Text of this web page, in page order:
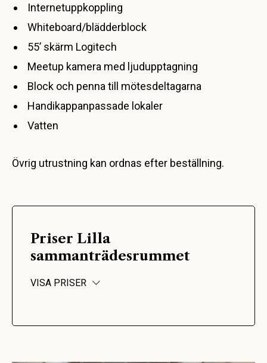
Internetuppkoppling
Whiteboard/blädderblock
55’ skärm Logitech
Meetup kamera med ljudupptagning
Block och penna till mötesdeltagarna
Handikappanpassade lokaler
Vatten
Övrig utrustning kan ordnas efter beställning.
Priser Lilla
sammanträdesrummet
VISA PRISER